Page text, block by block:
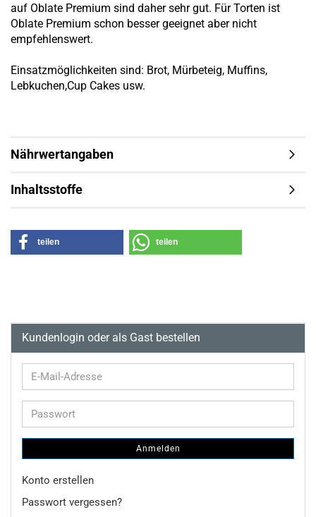
auf Oblate Premium sind daher sehr gut. Für Torten ist
Oblate Premium schon besser geeignet aber nicht
empfehlenswert.
Einsatzmöglichkeiten sind: Brot, Mürbeteig, Muffins,
Lebkuchen,Cup Cakes usw.
Nährwertangaben
Inhaltsstoffe
teilen teilen
Kundenlogin oder als Gast bestellen
E-
Mail-
Passwort
Anmelden
Konto erstellen
Passwort vergessen?